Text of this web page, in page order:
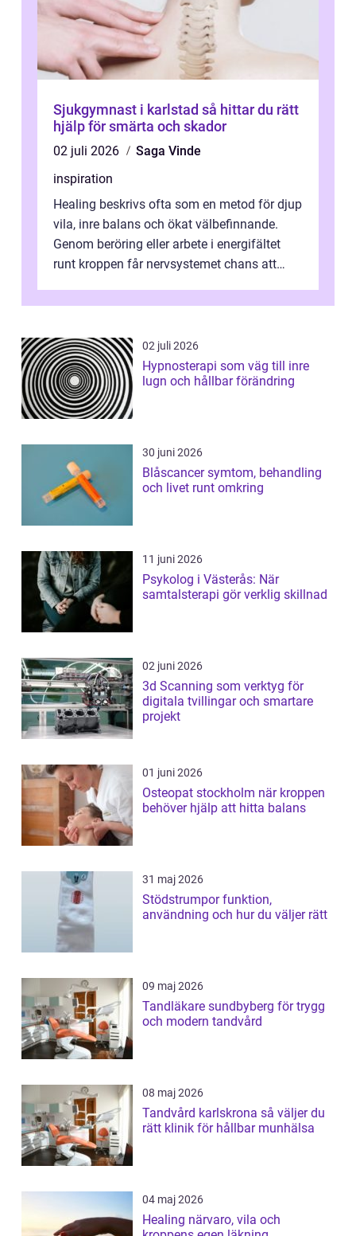
Sjukgymnast i karlstad så hittar du rätt
hjälp för smärta och skador
02 juli 2026
Saga Vinde
inspiration
Healing beskrivs ofta som en metod för djup
vila, inre balans och ökat välbefinnande.
Genom beröring eller arbete i energifältet
runt kroppen får nervsystemet chans att
02 juli 2026
Hypnosterapi som väg till inre
lugn och hållbar förändring
30 juni 2026
Blåscancer symtom, behandling
och livet runt omkring
11 juni 2026
Psykolog i Västerås: När
samtalsterapi gör verklig skillnad
02 juni 2026
3d Scanning som verktyg för
digitala tvillingar och smartare
projekt
01 juni 2026
Osteopat stockholm när kroppen
behöver hjälp att hitta balans
31 maj 2026
Stödstrumpor funktion,
användning och hur du väljer rätt
09 maj 2026
Tandläkare sundbyberg för trygg
och modern tandvård
08 maj 2026
Tandvård karlskrona så väljer du
rätt klinik för hållbar munhälsa
04 maj 2026
Healing närvaro, vila och